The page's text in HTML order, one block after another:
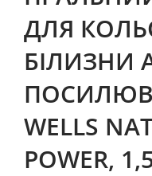
ДЛЯ
БІЛИЗНИ
WELLS
POWER,